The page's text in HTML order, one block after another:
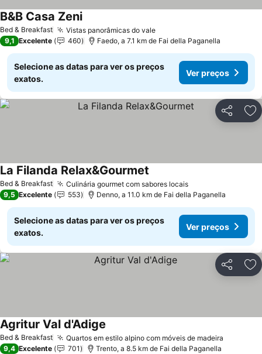
Bed & Breakfast Vistas panorâmicas do vale
B&B Casa Zeni
9,1 Excelente 460 Faedo, a 7.1 km de Fai della Paganella
Selecione as datas para ver os preços
exatos.
Ver preços
Partilhar
Bed & Breakfast Culinária gourmet com sabores locais
La Filanda Relax&Gourmet
9,5 Excelente 553 Denno, a 11.0 km de Fai della Paganella
Selecione as datas para ver os preços
exatos.
Ver preços
Partilhar
Bed & Breakfast Quartos em estilo alpino com móveis de madeira
Agritur Val d'Adige
9,4 Excelente 701 Trento, a 8.5 km de Fai della Paganella